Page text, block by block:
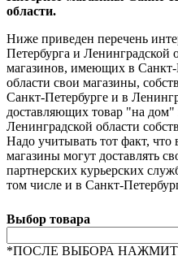
области.
Ниже приведен перечень
Петербурга и Ленинградской
магазинов, имеющих в Санкт-
области свои магазины,
Санкт-Петербурге и в
доставляющих товар "на дом"
Ленинградской области
Надо учитывать тот факт, что
магазины могут доставлять
партнерских курьерских
том числе и в Санкт-
Выбор товара
*ПОСЛЕ ВЫБОРА